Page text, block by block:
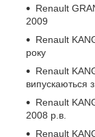
Renault
2009
Renault
року
Renault
випускаються
Renault
2008 р.в.
Renault